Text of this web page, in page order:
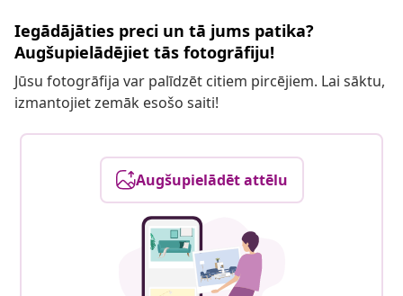
Iegādājāties preci un tā jums patika?
Augšupielādējiet tās fotogrāfiju!
Jūsu fotogrāfija var palīdzēt citiem pircējiem. Lai sāktu,
izmantojiet zemāk esošo saiti!
Augšupielādēt attēlu